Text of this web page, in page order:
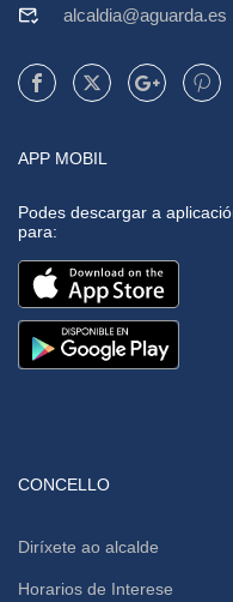
alcaldia@aguarda.es
APP MOBIL
Podes descargar a
para:
CONCELLO
Diríxete ao alcalde
Horarios de Interese